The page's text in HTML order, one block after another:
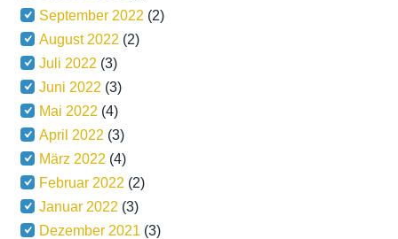
September 2022 (2)
August 2022 (2)
Juli 2022 (3)
Juni 2022 (3)
Mai 2022 (4)
April 2022 (3)
März 2022 (4)
Februar 2022 (2)
Januar 2022 (3)
Dezember 2021 (3)